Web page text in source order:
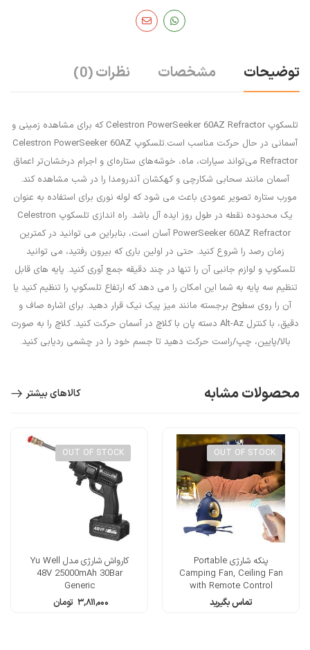
توضیحات مشخصات نظرات(0)
تلسکوپ Celestron PowerSeeker 60AZ Refractor که برای مشاهده زمینی و
آسمانی در حال حرکت مناسب است.تلسکوپ Celestron PowerSeeker 60AZ
Refractor می‌تواند سیارات، ماه، خوشه‌های ستاره‌ای و اجرام درخشان‌تر اعماق
آسمان مانند سحابی شکارچی و کهکشان آندرومدا را در شب مشاهده کند.
مورب ستاره تصویر عمودی باعث می شود که لوله نوری برای استفاده به عنوان
یک محدوده نقطه در طول روز ایده آل باشد. راه اندازی تلسکوپ Celestron
PowerSeeker 60AZ Refractor آسان است، بنابراین می توانید در کمترین
زمان رصد را شروع کنید. حتی در اولین باری که بیرون رفتید، می توانید
تلسکوپ و لوازم جانبی آن را تنها در چند دقیقه جمع آوری کنید. پایه های قابل
تنظیم سه پایه به شما این امکان را می دهد که ارتفاع تلسکوپ را تنظیم کنید یا
آن را روی سطوح برجسته مانند میز پیک نیک قرار دهید. برای اشاره صاف و
دقیق، با کنترل Alt-Az دسته پان با کلاچ در آسمان حرکت کنید. کلاچ را به صورت
بالا/پایین، چپ/راست حرکت دهید تا جسم خود را در چشمی ردیابی کنید.
محصولات مشابه کالاهای بیشتر
OUT OF STOCK
پنکه شارژی Portable
Camping Fan, Ceiling Fan
with Remote Control
تماس بگیرید
OUT OF STOCK
کارواش شارژی مدل Yu Well
48V 25000mAh 30Bar
Generic
۳,۸۱۱,۰۰۰ تومان